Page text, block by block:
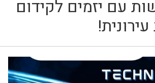
עם יזמים לקידום